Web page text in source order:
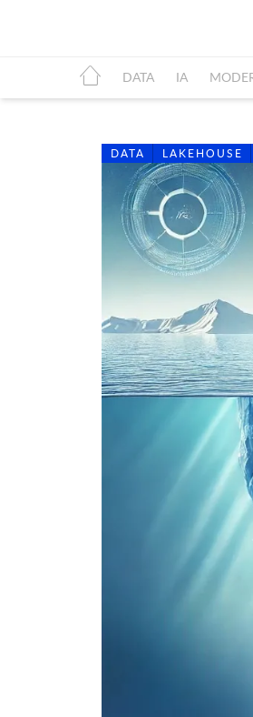
DATA IA
DATA LAKEHOUSE